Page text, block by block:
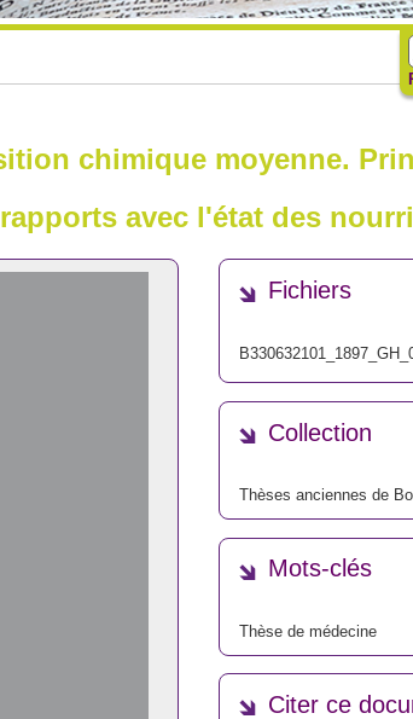
chimique moyenne.
avec l'état des
Fichiers
Collection
Thèses anciennes de
Mots-clés
Thèse de médecine
Citer ce